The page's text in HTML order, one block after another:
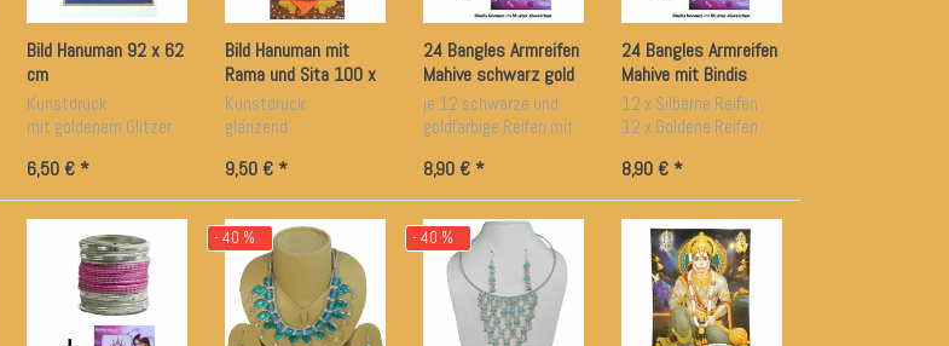
Bild Hanuman 92 x 62
cm
Kunstdruck
mit goldenem Glitzer
6,50 € *
Bild Hanuman mit
Rama und Sita 100 x
50 cm
Kunstdruck
glänzend
9,50 € *
24 Bangles Armreifen
Mahive schwarz gold
7cm Durchmesser
je 12 schwarze und
goldfarbige Reifen mit
8,90 € *
24 Bangles Armreifen
Mahive mit Bindis
Silber Gold 7 cm
Durchmesser
12 x Silberne Reifen
12 x Goldene Reifen
8,90 € *
- 40 % - 40 %